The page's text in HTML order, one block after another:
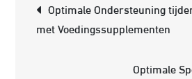
Optimale Ondersteuning
met Voedingssupplementen
Optimale